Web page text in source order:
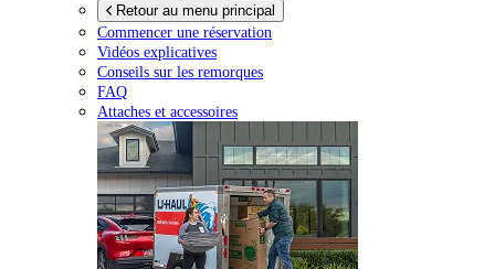
Retour au menu principal
Commencer une réservation
Vidéos explicatives
Conseils sur les remorques
FAQ
Attaches et accessoires